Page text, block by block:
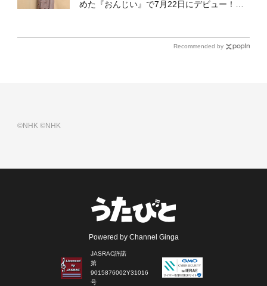
めた『おんじい』で7月22日にデビュー！
Recommended by
©NHK©NHK
Powered by Channel Ginga
JASRAC許諾
第
9015876002Y31016
号